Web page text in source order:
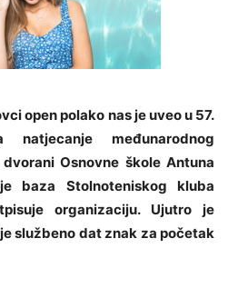
open polako nas je uveo u 57.
međunarodnog
Osnovne škole Antuna
baza Stolnoteniskog kluba
organizaciju. Ujutro je
službeno dat znak za početak